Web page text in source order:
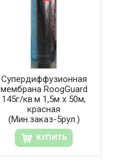
Супердиффузионная
мембрана RoogGuard
145г/кв.м 1,5м х 50м,
красная
(Мин.заказ-5рул.)
КУПИТЬ